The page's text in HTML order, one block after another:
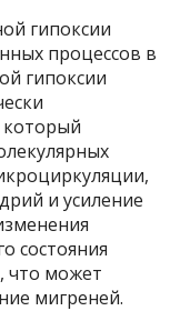
гипоксии
процессов в
гипоксии
который
и усиление
состояния
что может
мигреней.